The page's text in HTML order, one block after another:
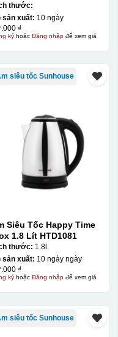
thước:
sản xuất: 10 ngày
₫
kýhoặc Đăng nhậpđể xem giá
siêu tốc Sunhouse
Siêu Tốc Happy Time
1.8 Lít HTD1081
thước: 1.8l
sản xuất: 10 ngày ngày
₫
kýhoặc Đăng nhậpđể xem giá
siêu tốc Sunhouse